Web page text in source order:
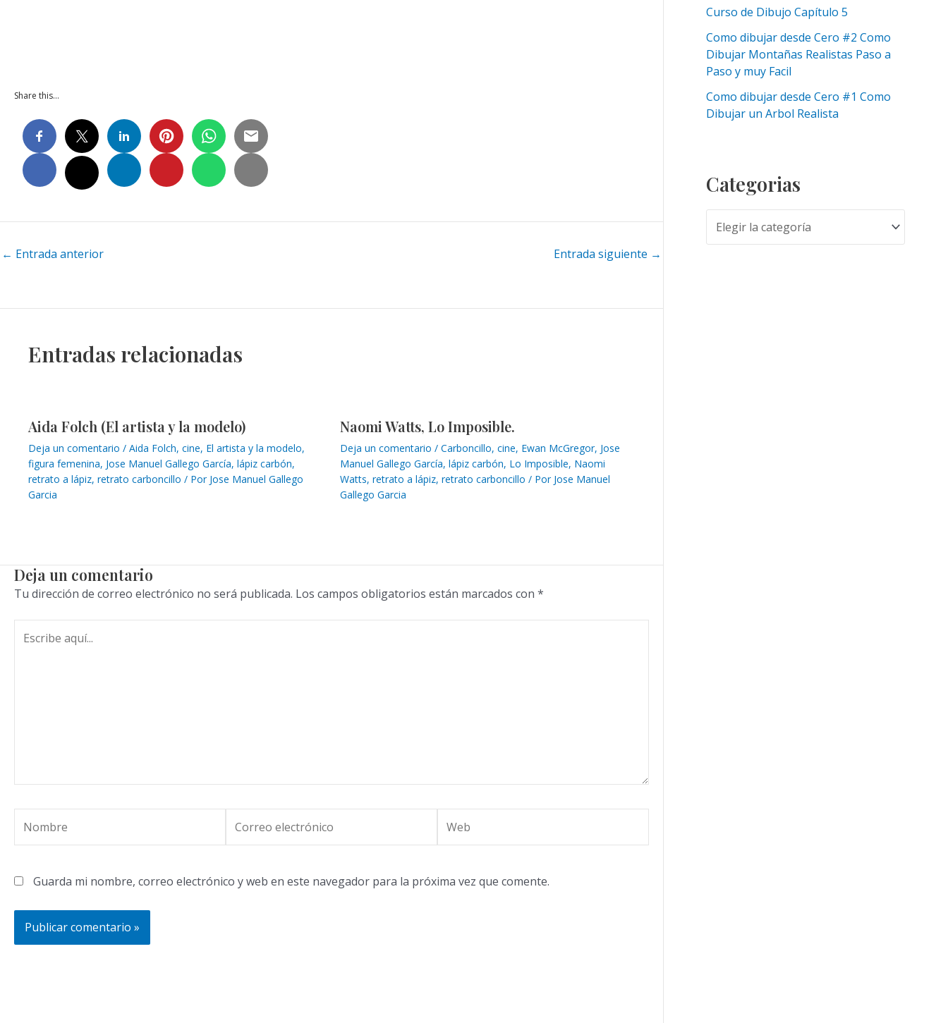
Share this…
Navegación
← Entrada anterior Entrada siguiente →
Entradas relacionadas
Aida Folch (El artista y la modelo)
Deja un comentario / Aida Folch, cine, El artista y la modelo,
figura femenina, Jose Manuel Gallego García, lápiz carbón,
retrato a lápiz, retrato carboncillo / Por Jose Manuel Gallego
Garcia
Naomi Watts, Lo Imposible.
Deja un comentario /Carboncillo,cine, Ewan McGregor, Jose
Manuel Gallego García,lápiz carbón, Lo Imposible, Naomi
Watts,retrato a lápiz,retrato carboncillo / Por Jose Manuel
Gallego Garcia
Deja un comentario
Tu dirección de correo electrónico no será publicada. Los campos obligatorios están marcados con *
aquí...
electrónico
Guarda mi nombre, correo electrónico y web en este navegador para la próxima vez que comente.
Curso de Dibujo Capítulo 5
Como dibujar desde Cero #2 Como
Dibujar Montañas Realistas Paso a
Paso y muy Facil
Como dibujar desde Cero #1 Como
Dibujar un Arbol Realista
Categorias
a